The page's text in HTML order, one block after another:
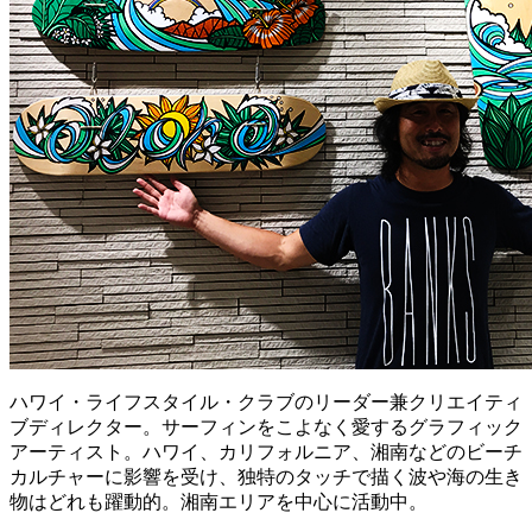
ハワイ・ライフスタイル・クラブのリーダー兼クリエイティ
ブディレクター。サーフィンをこよなく愛するグラフィック
アーティスト。ハワイ、カリフォルニア、湘南などのビーチ
カルチャーに影響を受け、独特のタッチで描く波や海の生き
物はどれも躍動的。湘南エリアを中心に活動中。